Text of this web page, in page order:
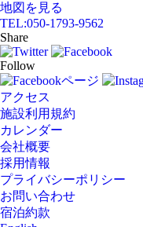
地図を見る
TEL:050-1793-9562
Share
Follow
アクセス
施設利用規約
カレンダー
会社概要
採用情報
プライバシーポリシー
お問い合わせ
宿泊約款